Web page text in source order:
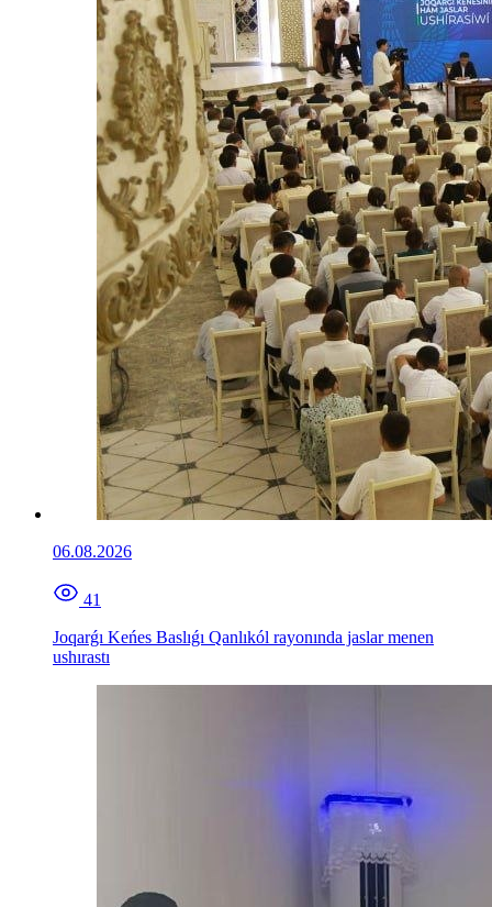
06.08.2026
41
Joqarǵı Keńes Baslıǵı Qanlıkól rayonında jaslar menen
ushırastı